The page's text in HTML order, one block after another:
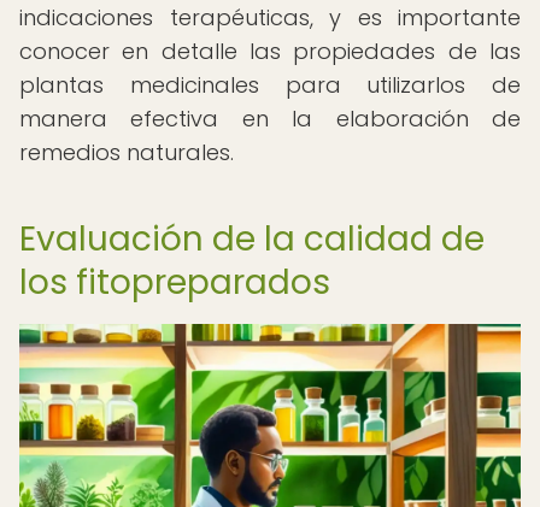
indicaciones terapéuticas, y es importante
conocer en detalle las propiedades de las
plantas medicinales para utilizarlos de
manera efectiva en la elaboración de
remedios naturales.
Evaluación de la calidad de
los fitopreparados